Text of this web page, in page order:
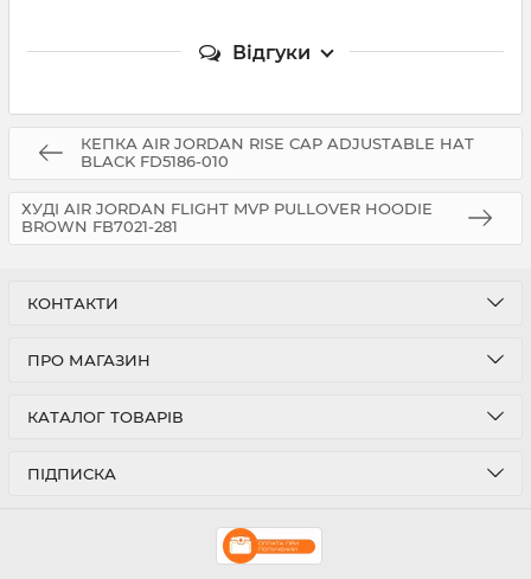
Відгуки
КЕПКА AIR JORDAN RISE CAP ADJUSTABLE HAT
BLACK FD5186-010
ХУДІ AIR JORDAN FLIGHT MVP PULLOVER HOODIE
BROWN FB7021-281
КОНТАКТИ
ПРО МАГАЗИН
КАТАЛОГ ТОВАРІВ
ПІДПИСКА